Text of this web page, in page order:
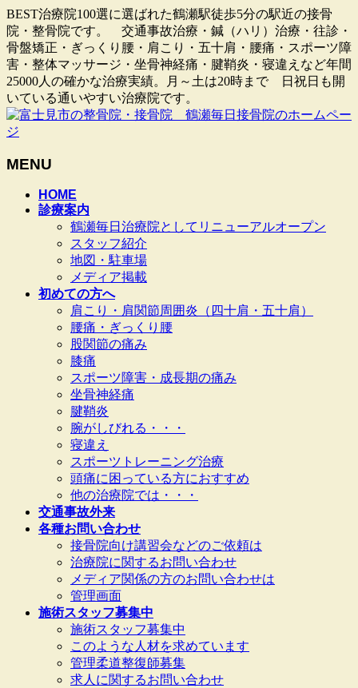
BEST治療院100選に選ばれた鶴瀬駅徒歩5分の駅近の接骨
院・整骨院です。 交通事故治療・鍼（ハリ）治療・往診・
骨盤矯正・ぎっくり腰・肩こり・五十肩・腰痛・スポーツ障
害・整体マッサージ・坐骨神経痛・腱鞘炎・寝違えなど年間
25000人の確かな治療実績。月～土は20時まで 日祝日も開
いている通いやすい治療院です。
MENU
HOME
診療案内
鶴瀬毎日治療院としてリニューアルオープン
スタッフ紹介
地図・駐車場
メディア掲載
初めての方へ
肩こり・肩関節周囲炎（四十肩・五十肩）
腰痛・ぎっくり腰
股関節の痛み
膝痛
スポーツ障害・成長期の痛み
坐骨神経痛
腱鞘炎
腕がしびれる・・・
寝違え
スポーツトレーニング治療
頭痛に困っている方におすすめ
他の治療院では・・・
交通事故外来
各種お問い合わせ
接骨院向け講習会などのご依頼は
治療院に関するお問い合わせ
メディア関係の方のお問い合わせは
管理画面
施術スタッフ募集中
施術スタッフ募集中
このような人材を求めています
管理柔道整復師募集
求人に関するお問い合わせ